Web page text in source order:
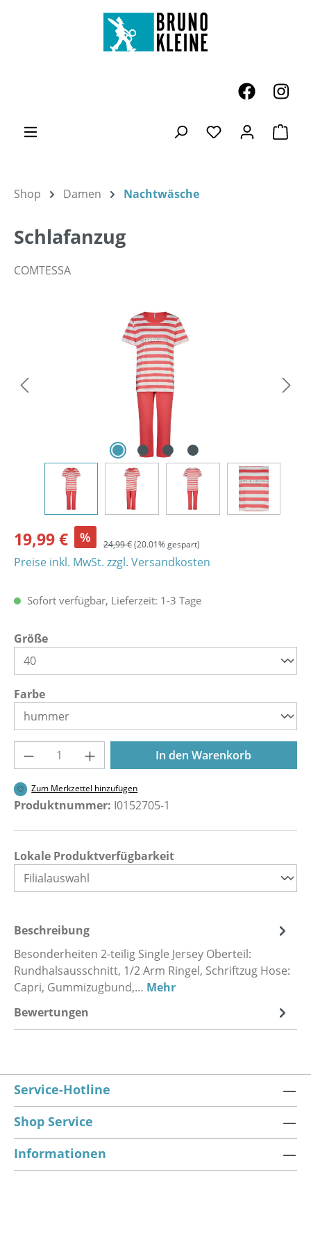
Zum Hauptinhalt springen
Du hast 0
Shop Damen Nachtwäsche
Schlafanzug
COMTESSA
Bildergalerie überspringen
19,99 € % 24,99 €(20.01% gespart)
Preise inkl. MwSt. zzgl. Versandkosten
Sofort verfügbar, Lieferzeit: 1-3 Tage
Größeauswählen
Farbeauswählen
Produkt Anzahl: Gib den gewünschten
In den Warenkorb
Zum Merkzettel hinzufügen
Produktnummer: I0152705-1
Lokale Produktverfügbarkeit
Beschreibung
Besonderheiten 2-teilig Single Jersey Oberteil:
Rundhalsausschnitt, 1/2 Arm Ringel, Schriftzug Hose:
Capri, Gummizugbund,… Mehr
Bewertungen
Service-Hotline
Shop Service
Informationen